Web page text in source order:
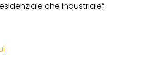
che industriale”.